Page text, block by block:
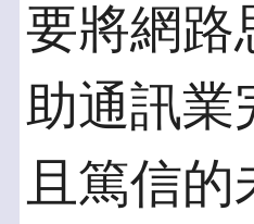
要將網路
助通訊業
且篤信